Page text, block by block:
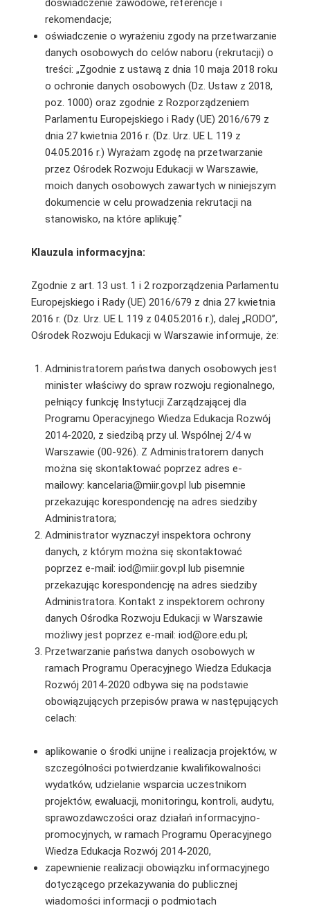
doświadczenie zawodowe, referencje i
rekomendacje;
oświadczenie o wyrażeniu zgody na przetwarzanie
danych osobowych do celów naboru (rekrutacji) o
treści: „Zgodnie z ustawą z dnia 10 maja 2018 roku
o ochronie danych osobowych (Dz. Ustaw z 2018,
poz. 1000) oraz zgodnie z Rozporządzeniem
Parlamentu Europejskiego i Rady (UE) 2016/679 z
dnia 27 kwietnia 2016 r. (Dz. Urz. UE L 119 z
04.05.2016 r.) Wyrażam zgodę na przetwarzanie
przez Ośrodek Rozwoju Edukacji w Warszawie,
moich danych osobowych zawartych w niniejszym
dokumencie w celu prowadzenia rekrutacji na
stanowisko, na które aplikuję.”
Klauzula informacyjna:
Zgodnie z art. 13 ust. 1 i 2 rozporządzenia Parlamentu
Europejskiego i Rady (UE) 2016/679 z dnia 27 kwietnia
2016 r. (Dz. Urz. UE L 119 z 04.05.2016 r.), dalej „RODO”,
Ośrodek Rozwoju Edukacji w Warszawie informuje, że:
Administratorem państwa danych osobowych jest
minister właściwy do spraw rozwoju regionalnego,
pełniący funkcję Instytucji Zarządzającej dla
Programu Operacyjnego Wiedza Edukacja Rozwój
2014-2020, z siedzibą przy ul. Wspólnej 2/4 w
Warszawie (00-926). Z Administratorem danych
można się skontaktować poprzez adres e-
mailowy: kancelaria@miir.gov.pl lub pisemnie
przekazując korespondencję na adres siedziby
Administratora;
Administrator wyznaczył inspektora ochrony
danych, z którym można się skontaktować
poprzez e-mail: iod@miir.gov.pl lub pisemnie
przekazując korespondencję na adres siedziby
Administratora. Kontakt z inspektorem ochrony
danych Ośrodka Rozwoju Edukacji w Warszawie
możliwy jest poprzez e-mail: iod@ore.edu.pl;
Przetwarzanie państwa danych osobowych w
ramach Programu Operacyjnego Wiedza Edukacja
Rozwój 2014-2020 odbywa się na podstawie
obowiązujących przepisów prawa w następujących
celach:
aplikowanie o środki unijne i realizacja projektów, w
szczególności potwierdzanie kwalifikowalności
wydatków, udzielanie wsparcia uczestnikom
projektów, ewaluacji, monitoringu, kontroli, audytu,
sprawozdawczości oraz działań informacyjno-
promocyjnych, w ramach Programu Operacyjnego
Wiedza Edukacja Rozwój 2014-2020,
zapewnienie realizacji obowiązku informacyjnego
dotyczącego przekazywania do publicznej
wiadomości informacji o podmiotach